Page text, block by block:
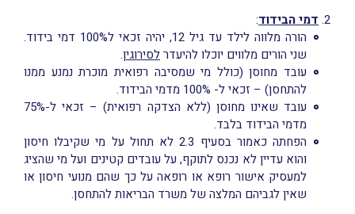
דמי הבידוד:
הורה מלווה לילד עד גיל 12, יהיה זכאי ל100% דמי בידוד.
שני הורים מלווים יוכלו להיעדרלסירוגין.
עובד מחוסן (כולל מי שמסיבה רפואית מוכרת נמנע ממנו
להתחסן) – זכאי ל- 100% מדמי הבידוד.
עובד שאינו מחוסן (ללא הצדקה רפואית) – זכאי ל-75%
מדמי הבידוד בלבד.
הפחתה כאמור בסעיף 2.3 לא תחול על מי שקיבלו חיסון
והוא עדיין לא נכנס לתוקף, על עובדים קטינים ועל מי שהציג
למעסיק אישור רופא או רופאה על כך שהם מנועי חיסון או
שאין לגביהם המלצה של משרד הבריאות להתחסן.